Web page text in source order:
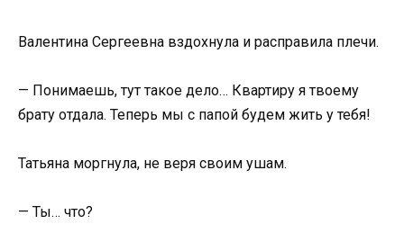
Валентина Сергеевна вздохнула и расправила плечи.
— Понимаешь, тут такое дело… Квартиру я твоему
брату отдала. Теперь мы с папой будем жить у тебя!
Татьяна моргнула, не веря своим ушам.
— Ты… что?